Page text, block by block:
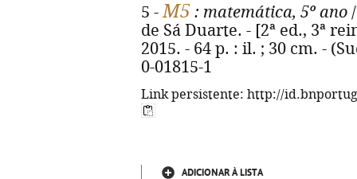
5 -M5 : matemática, 5º ano
de Sá Duarte. - [2ª ed., 3ª
2015. - 64 p. : il. ; 30 cm. -
0-01815-1
Link persistente: http://
ADICIONAR À LISTA